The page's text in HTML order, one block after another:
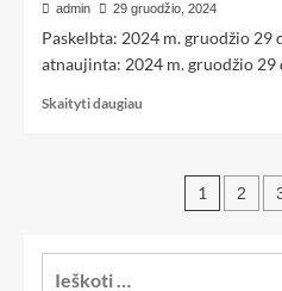
admin 29 gruodžio, 2024
Paskelbta: 2024 m. gruodžio 29
atnaujinta: 2024 m. gruodžio 29
Skaityti daugiau
1 2